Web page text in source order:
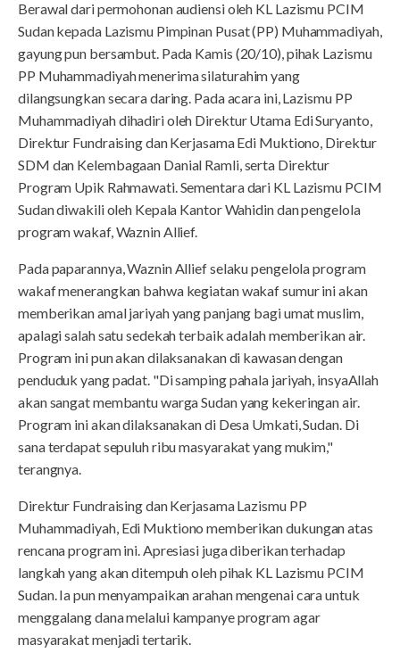
Berawal dari permohonan audiensi oleh KL Lazismu PCIM
Sudan kepada Lazismu Pimpinan Pusat (PP) Muhammadiyah,
gayung pun bersambut. Pada Kamis (20/10), pihak Lazismu
PP Muhammadiyah menerima silaturahim yang
dilangsungkan secara daring. Pada acara ini, Lazismu PP
Muhammadiyah dihadiri oleh Direktur Utama Edi Suryanto,
Direktur Fundraising dan Kerjasama Edi Muktiono, Direktur
SDM dan Kelembagaan Danial Ramli, serta Direktur
Program Upik Rahmawati. Sementara dari KL Lazismu PCIM
Sudan diwakili oleh Kepala Kantor Wahidin dan pengelola
program wakaf, Waznin Allief.
Pada paparannya, Waznin Allief selaku pengelola program
wakaf menerangkan bahwa kegiatan wakaf sumur ini akan
memberikan amal jariyah yang panjang bagi umat muslim,
apalagi salah satu sedekah terbaik adalah memberikan air.
Program ini pun akan dilaksanakan di kawasan dengan
penduduk yang padat. "Di samping pahala jariyah, insyaAllah
akan sangat membantu warga Sudan yang kekeringan air.
Program ini akan dilaksanakan di Desa Umkati, Sudan. Di
sana terdapat sepuluh ribu masyarakat yang mukim,"
terangnya.
Direktur Fundraising dan Kerjasama Lazismu PP
Muhammadiyah, Edi Muktiono memberikan dukungan atas
rencana program ini. Apresiasi juga diberikan terhadap
langkah yang akan ditempuh oleh pihak KL Lazismu PCIM
Sudan. Ia pun menyampaikan arahan mengenai cara untuk
menggalang dana melalui kampanye program agar
masyarakat menjadi tertarik.